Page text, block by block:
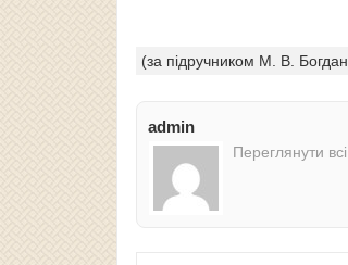
(за підручником М. В.
admin
Переглянути